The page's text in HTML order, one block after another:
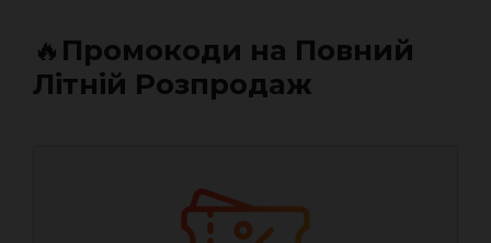
🔥 Промокоди на Повний
Літній Розпродаж